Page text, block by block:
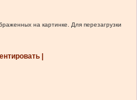
на картинке. Для перезагрузки
|